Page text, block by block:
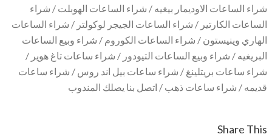
شراء الساعات الاوديمار بيغيه / شراء الساعات الهوبلت / شراء
الساعات الكارتير / شراء الساعات الجيجر لوكولتر / شراء الساعات
الهاري وينيستون / شراء الساعات الكوروم / شراء وبيع الساعات
البريغيه / شراء وبيع الساعات التيودور / شراء ساعات تاغ هوير /
شراء ساعات بريتلينغ / شراء ساعات بيل اند روس / شراء ساعات
قديمه / شراء ساعات ذهب / اتصل بنا يصلك المندوب
Share This